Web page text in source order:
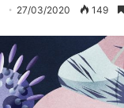
email
27/03/2020 149